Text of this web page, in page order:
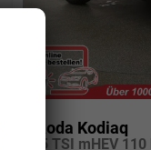
Skoda Kodiaq